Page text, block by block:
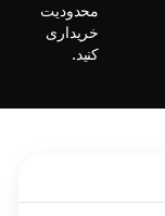
محدودیت
خریداری
کنید.